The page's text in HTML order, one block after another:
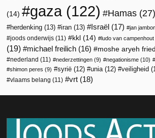
(14) gaza (122) Hamas (27)
herdenking (13) iran (13) Israël (17) jan
joods onderwijs (11) kkl (14) ludo van campenhout
(19)
michael freilich (16) moshe aryeh
nederland (11) nederzettingen (9) negationisme (10)
shimon peres (9) syrië (12) unia (12) veiligheid
vlaams belang (11) vrt (18)